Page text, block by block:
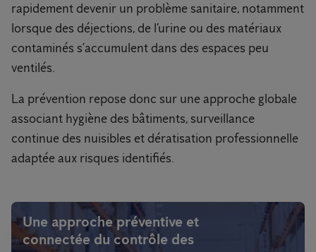
rapidement devenir un problème sanitaire, notamment
lorsque des déjections, de l’urine ou des matériaux
contaminés s’accumulent dans des espaces peu
ventilés.
La prévention repose donc sur une approche globale
associant hygiène des bâtiments, surveillance
continue des nuisibles et dératisation professionnelle
adaptée aux risques identifiés.
Une approche préventive et
connectée du contrôle des